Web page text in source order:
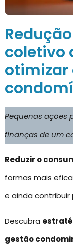
coletivo
otimizar
Pequenas ações
finanças de um
Reduzir o
formas mais
e ainda
Descubra
gestão